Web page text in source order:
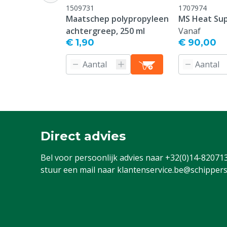
werking van
(retinol);
voor het
en functie
invloed op
Vitamine E
Vitamine E
(natuurlijk)
lichaamscellen
1509731
Maatschep polypropyleen
achtergreep, 250 ml
€ 1,90
1707974
MS Heat
Vanaf
€ 90,00
Direct advies
Bel voor persoonlijk advies naar +32(0)14-
stuur een mail naar